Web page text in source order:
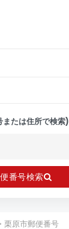
または住所で検索)
番号検索
栗原市郵便番号